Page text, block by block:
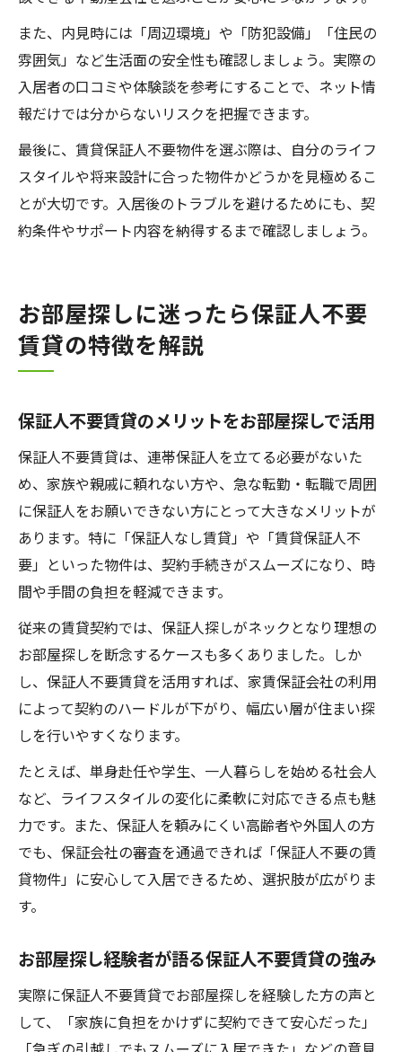
また、内見時には「周辺環境」や「防犯設備」「住民の
雰囲気」など生活面の安全性も確認しましょう。実際の
入居者の口コミや体験談を参考にすることで、ネット情
報だけでは分からないリスクを把握できます。
最後に、賃貸保証人不要物件を選ぶ際は、自分のライフ
スタイルや将来設計に合った物件かどうかを見極めるこ
とが大切です。入居後のトラブルを避けるためにも、契
約条件やサポート内容を納得するまで確認しましょう。
お部屋探しに迷ったら保証人不要
賃貸の特徴を解説
保証人不要賃貸のメリットをお部屋探しで活用
保証人不要賃貸は、連帯保証人を立てる必要がないた
め、家族や親戚に頼れない方や、急な転勤・転職で周囲
に保証人をお願いできない方にとって大きなメリットが
あります。特に「保証人なし賃貸」や「賃貸保証人不
要」といった物件は、契約手続きがスムーズになり、時
間や手間の負担を軽減できます。
従来の賃貸契約では、保証人探しがネックとなり理想の
お部屋探しを断念するケースも多くありました。しか
し、保証人不要賃貸を活用すれば、家賃保証会社の利用
によって契約のハードルが下がり、幅広い層が住まい探
しを行いやすくなります。
たとえば、単身赴任や学生、一人暮らしを始める社会人
など、ライフスタイルの変化に柔軟に対応できる点も魅
力です。また、保証人を頼みにくい高齢者や外国人の方
でも、保証会社の審査を通過できれば「保証人不要の賃
貸物件」に安心して入居できるため、選択肢が広がりま
す。
お部屋探し経験者が語る保証人不要賃貸の強み
実際に保証人不要賃貸でお部屋探しを経験した方の声と
して、「家族に負担をかけずに契約できて安心だった」